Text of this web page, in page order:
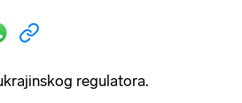
regulatora.